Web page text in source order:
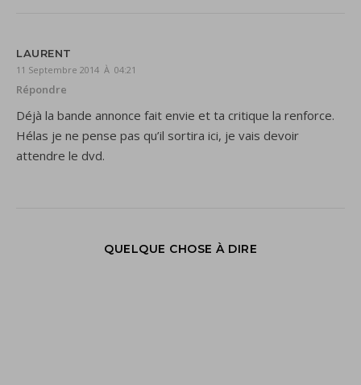
LAURENT
11 Septembre 2014 À 04:21
Répondre
Déjà la bande annonce fait envie et ta critique la renforce.
Hélas je ne pense pas qu’il sortira ici, je vais devoir
attendre le dvd.
QUELQUE CHOSE À DIRE